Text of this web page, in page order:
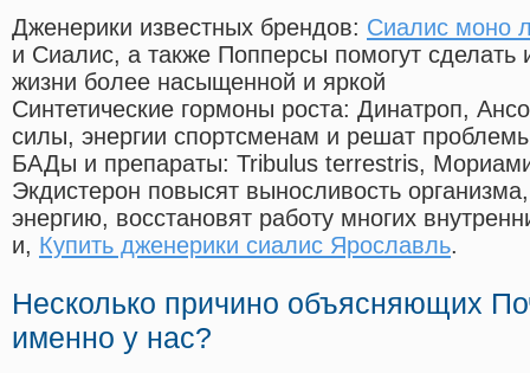
Дженерики известных брендов: Сиалис моно
и Сиалис, а также Попперсы помогут
жизни более насыщенной и яркой
Синтетические гормоны роста: Динатроп,
силы, энергии спортсменам и решат
БАДы и препараты: Tribulus terrestris,
Экдистерон повысят выносливость
энергию, восстановят работу многих
и, Купить дженерики сиалис Ярославль.
Несколько причино объясняющих
именно у нас?